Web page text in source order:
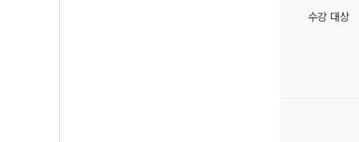
수강 대상